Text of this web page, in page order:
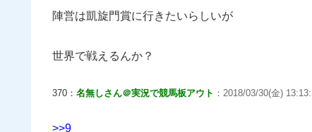
陣営は凱旋門賞に行きたいらしいが
世界で戦えるんか？
370： 名無しさん＠実況で競馬板アウト ：2018/03/30(金)
>>9